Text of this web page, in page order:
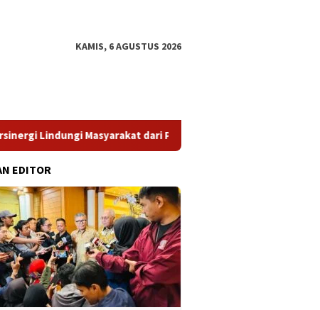
KAMIS, 6 AGUSTUS 2026
Masyarakat dari Pinjol Ilegal
EDITOR